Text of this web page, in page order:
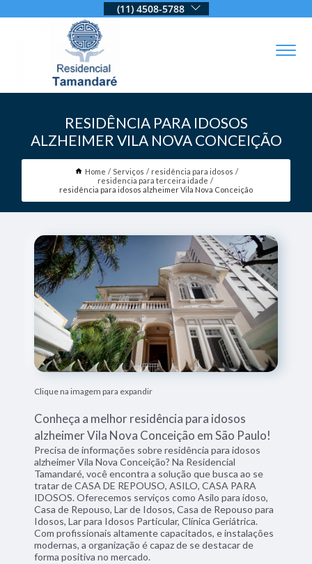
(11) 4508-5788
RESIDÊNCIA PARA IDOSOS
ALZHEIMER VILA NOVA CONCEIÇÃO
Home Serviços
residência para idosos
residencia para terceira idade
residência para idosos alzheimer Vila Nova Conceição
Clique na imagem para expandir
Conheça a melhor residência para idosos
alzheimer Vila Nova Conceição em São Paulo!
Precisa de informações sobre residência para idosos
alzheimer Vila Nova Conceição? Na Residencial
Tamandaré, você encontra a solução que busca ao se
tratar de CASA DE REPOUSO, ASILO, CASA PARA
IDOSOS. Oferecemos serviços como Asilo para idoso,
Casa de Repouso, Lar de Idosos, Casa de Repouso para
Idosos, Lar para Idosos Particular, Clínica Geriátrica.
Com profissionais altamente capacitados, e instalações
modernas, a organização é capaz de se destacar de
forma positiva no mercado.